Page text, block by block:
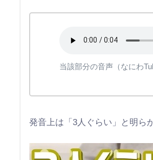
当該部分の音声（なにわ
発音上は「3人ぐらい」と明ら